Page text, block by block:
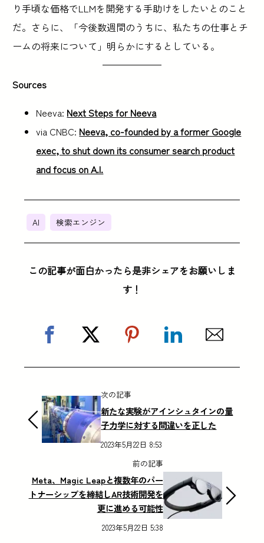
り手頃な価格でLLMを開発する手助けをしたいとのこと
だ。さらに、「今後数週間のうちに、私たちの仕事とチ
ームの将来について」明らかにするとしている。
Sources
Neeva: Next Steps for Neeva
via CNBC: Neeva, co-founded by a former Google
exec, to shut down its consumer search product
and focus on A.I.
AI 検索エンジン
この記事が面白かったら是非シェアをお願いしま
す！
次の記事
新たな実験がアインシュタインの量
子力学に対する間違いを正した
2023年5月22日 8:53
前の記事
Meta、Magic Leapと複数年のパー
トナーシップを締結しAR技術開発を
更に進める可能性
2023年5月22日 5:38